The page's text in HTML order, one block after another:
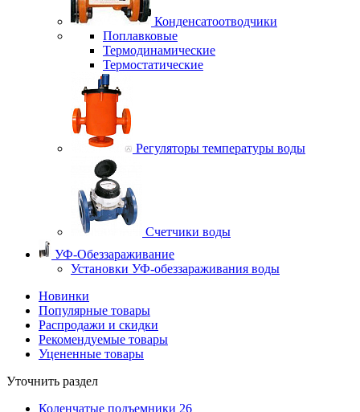
Конденсатоотводчики
Поплавковые
Термодинамические
Термостатические
Регуляторы температуры воды
Счетчики воды
УФ-Обеззараживание
Установки УФ-обеззараживания воды
Новинки
Популярные товары
Распродажи и скидки
Рекомендуемые товары
Уцененные товары
Уточнить раздел
Коленчатые подъемники 26